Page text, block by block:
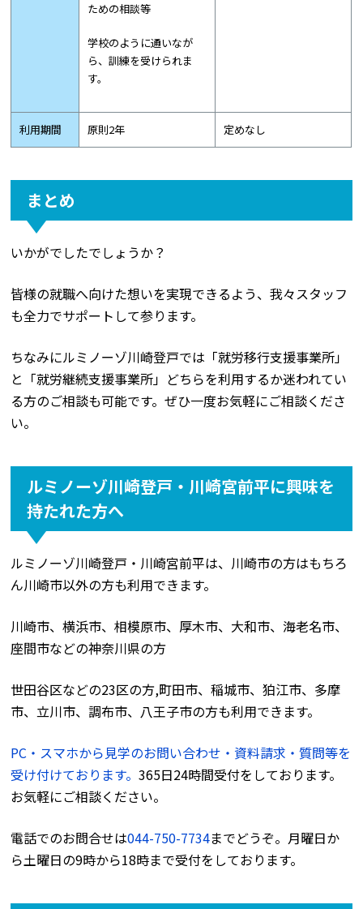
ための相談等
学校のように通いなが
ら、訓練を受けられま
す。
利用期間 原則2年 定めなし
まとめ
いかがでしたでしょうか？
皆様の就職へ向けた想いを実現できるよう、我々スタッフ
も全力でサポートして参ります。
ちなみにルミノーゾ川崎登戸では「就労移行支援事業所」
と「就労継続支援事業所」どちらを利用するか迷われてい
る方のご相談も可能です。ぜひ一度お気軽にご相談くださ
い。
ルミノーゾ川崎登戸・川崎宮前平に興味を
持たれた方へ
ルミノーゾ川崎登戸・川崎宮前平は、川崎市の方はもちろ
ん川崎市以外の方も利用できます。
川崎市、横浜市、相模原市、厚木市、大和市、海老名市、
座間市などの神奈川県の方
世田谷区などの23区の方,町田市、稲城市、狛江市、多摩
市、立川市、調布市、八王子市の方も利用できます。
PC・スマホから見学のお問い合わせ・資料請求・質問等を
受け付けております。365日24時間受付をしております。
お気軽にご相談ください。
電話でのお問合せは044-750-7734までどうぞ。月曜日か
ら土曜日の9時から18時まで受付をしております。